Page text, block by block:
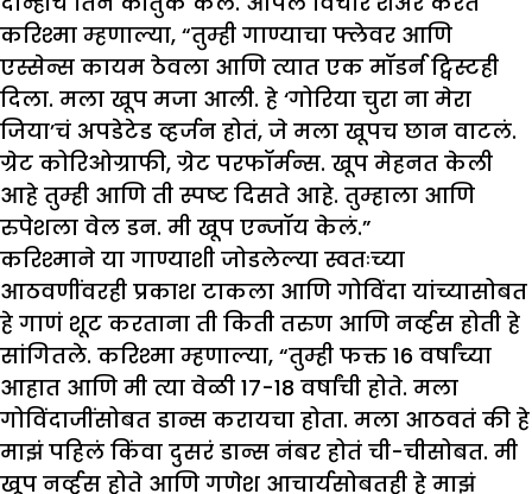
करिश्मा म्हणाल्या, “तुम्ही गाण्याचा फ्लेवर आणि
एस्सेन्स कायम ठेवला आणि त्यात एक मॉडर्न ट्विस्टही
दिला. मला खूप मजा आली. हे ‘गोरिया चुरा ना मेरा
जिया’चं अपडेटेड व्हर्जन होतं, जे मला खूपच छान वाटलं.
ग्रेट कोरिओग्राफी, ग्रेट परफॉर्मन्स. खूप मेहनत केली
आहे तुम्ही आणि ती स्पष्ट दिसते आहे. तुम्हाला आणि
रुपेशला वेल डन. मी खूप एन्जॉय केलं.”
करिश्माने या गाण्याशी जोडलेल्या स्वतःच्या
आठवणींवरही प्रकाश टाकला आणि गोविंदा यांच्यासोबत
हे गाणं शूट करताना ती किती तरुण आणि नर्व्हस होती हे
सांगितले. करिश्मा म्हणाल्या, “तुम्ही फक्त 16 वर्षांच्या
आहात आणि मी त्या वेळी 17-18 वर्षांची होते. मला
गोविंदाजींसोबत डान्स करायचा होता. मला आठवतं की हे
माझं पहिलं किंवा दुसरं डान्स नंबर होतं ची-चीसोबत. मी
खूप नर्व्हस होते आणि गणेश आचार्यसोबतही हे माझं